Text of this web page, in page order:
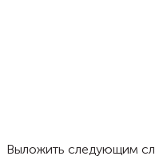
Выложить следующим